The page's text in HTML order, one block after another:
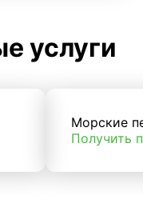
услуги
Морские
Получить